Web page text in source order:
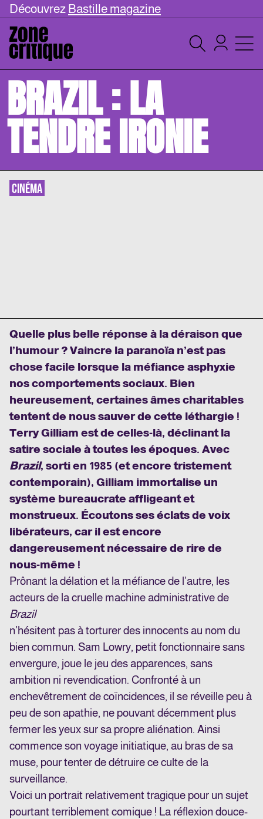
Découvrez Bastille magazine
BRAZIL : LA
TENDRE IRONIE
CINÉMA
Quelle plus belle réponse à la déraison que
l’humour ? Vaincre la paranoïa n’est pas
chose facile lorsque la méfiance asphyxie
nos comportements sociaux. Bien
heureusement, certaines âmes charitables
tentent de nous sauver de cette léthargie !
Terry Gilliam est de celles-là, déclinant la
satire sociale à toutes les époques. Avec
Brazil, sorti en 1985 (et encore tristement
contemporain), Gilliam immortalise un
système bureaucrate affligeant et
monstrueux. Écoutons ses éclats de voix
libérateurs, car il est encore
dangereusement nécessaire de rire de
nous-même !
Prônant la délation et la méfiance de l’autre, les
acteurs de la cruelle machine administrative de
Brazil
n’hésitent pas à torturer des innocents au nom du
bien commun. Sam Lowry, petit fonctionnaire sans
envergure, joue le jeu des apparences, sans
ambition ni revendication. Confronté à un
enchevêtrement de coïncidences, il se réveille peu à
peu de son apathie, ne pouvant décemment plus
fermer les yeux sur sa propre aliénation. Ainsi
commence son voyage initiatique, au bras de sa
muse, pour tenter de détruire ce culte de la
surveillance.
Voici un portrait relativement tragique pour un sujet
pourtant terriblement comique ! La réflexion douce-